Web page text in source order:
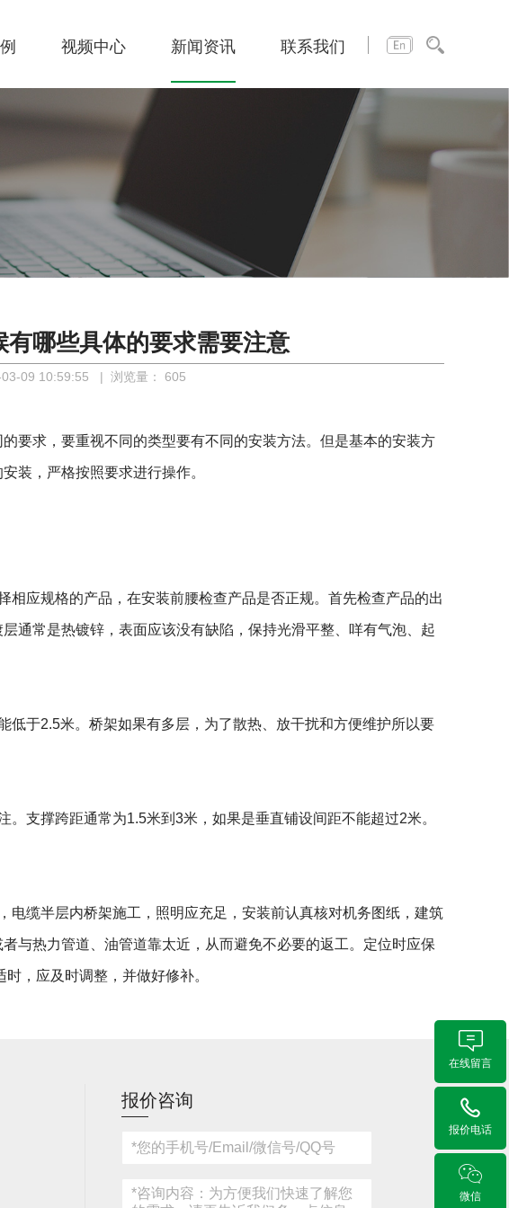
视频中心 新闻资讯 联系我们
哪些具体的要求需要注意
09 10:59:55 | 浏览量： 605
求，要重视不同的类型要有不同的安装方法。但是基本的安装方
装，严格按照要求进行操作。
相应规格的产品，在安装前腰检查产品是否正规。首先检查产品的出
通常是热镀锌，表面应该没有缺陷，保持光滑平整、咩有气泡、起
于2.5米。桥架如果有多层，为了散热、放干扰和方便维护所以要
撑跨距通常为1.5米到3米，如果是垂直铺设间距不能超过2米。
缆半层内桥架施工，照明应充足，安装前认真核对机务图纸，建筑
与热力管道、油管道靠太近，从而避免不必要的返工。定位时应保
，应及时调整，并做好修补。
报价咨询
在线留言
报价电话
微信